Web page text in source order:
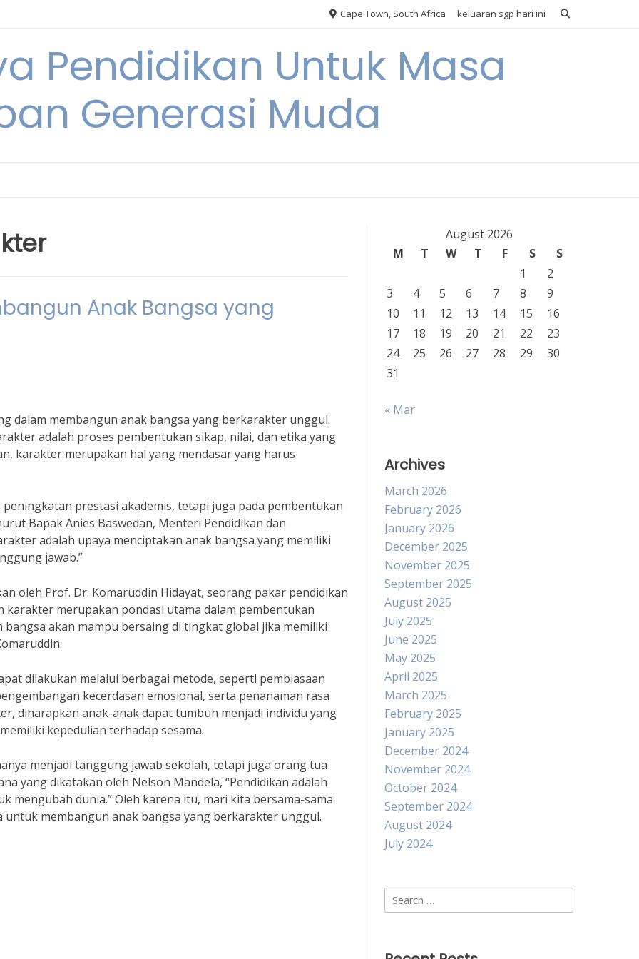
Cape Town, South Africa keluaran sgp hari ini
Pendidikan Untuk Masa
Generasi Muda
Anak Bangsa yang
dalam membangun anak bangsa yang berkarakter unggul.
adalah proses pembentukan sikap, nilai, dan etika yang
karakter merupakan hal yang mendasar yang harus
prestasi akademis, tetapi juga pada pembentukan
Bapak Anies Baswedan, Menteri Pendidikan dan
adalah upaya menciptakan anak bangsa yang memiliki
jawab.”
oleh Prof. Dr. Komaruddin Hidayat, seorang pakar pendidikan
merupakan pondasi utama dalam pembentukan
akan mampu bersaing di tingkat global jika memiliki
dilakukan melalui berbagai metode, seperti pembiasaan
kecerdasan emosional, serta penanaman rasa
diharapkan anak-anak dapat tumbuh menjadi individu yang
kepedulian terhadap sesama.
menjadi tanggung jawab sekolah, tetapi juga orang tua
yang dikatakan oleh Nelson Mandela, “Pendidikan adalah
mengubah dunia.” Oleh karena itu, mari kita bersama-sama
membangun anak bangsa yang berkarakter unggul.
August 2026
M
T W T F S
S
1
2
3
4 5 6 7 8
9
10
11 12 13 14 15
16
17
18 19 20 21 22
23
24
25 26 27 28 29
30
31
« Mar
Archives
March 2026
February 2026
January 2026
December 2025
November 2025
September 2025
August 2025
July 2025
June 2025
May 2025
April 2025
March 2025
February 2025
January 2025
December 2024
November 2024
October 2024
September 2024
August 2024
July 2024
Search
for: